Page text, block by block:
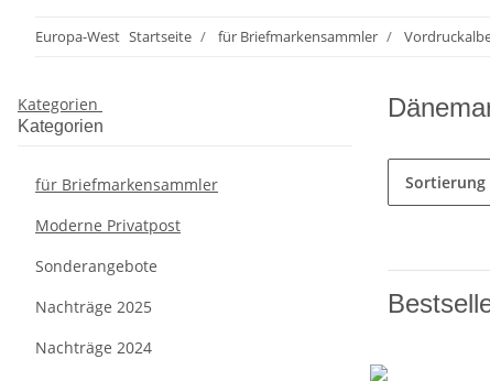
Europa-West Startseite für Briefmarkensammler
Sortierung
Kategorien
Kategorien
für Briefmarkensammler
Moderne Privatpost
Sonderangebote
Nachträge 2025
Nachträge 2024